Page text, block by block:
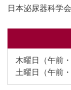
日本泌尿器科学
木曜日（午前
土曜日（午前